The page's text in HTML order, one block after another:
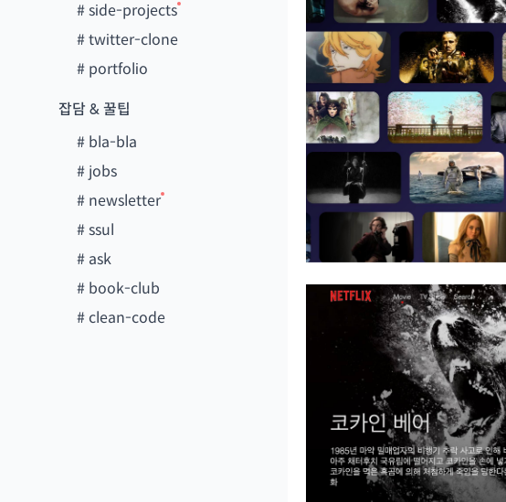
#side-projects
#twitter-clone
# portfolio
잡담 & 꿀팁
# bla-bla
# jobs
# newsletter
#ssul
# ask
# book-club
#clean-code